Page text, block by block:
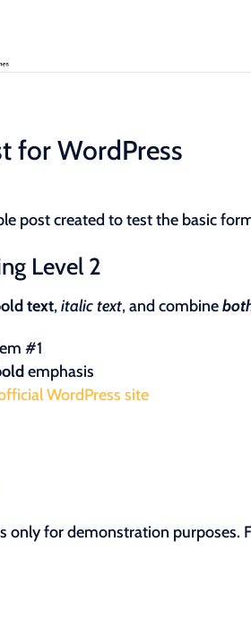
for WordPress
post created to test the basic
Level 2
text,italic text, and combine
#1
emphasis
WordPress site
only for demonstration purposes.